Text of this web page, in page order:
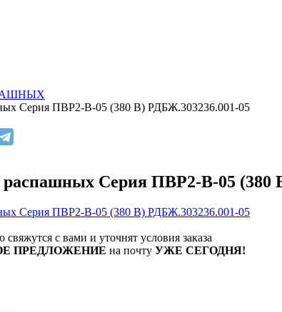
Серия ПВР2-В-05 (380 В) РДБЖ.303236.001-05
распашных Серия ПВР2-В-05 (380
с вами и уточнят условия заказа
ПРЕДЛОЖЕНИЕ на почту УЖЕ СЕГОДНЯ!